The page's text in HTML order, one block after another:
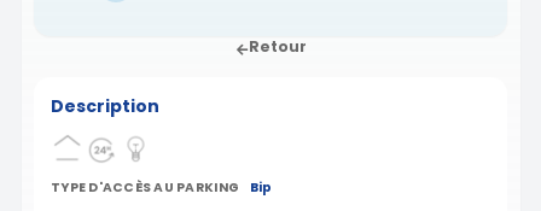
Retour
Description
TYPE D'ACCÈS AU PARKING Bip